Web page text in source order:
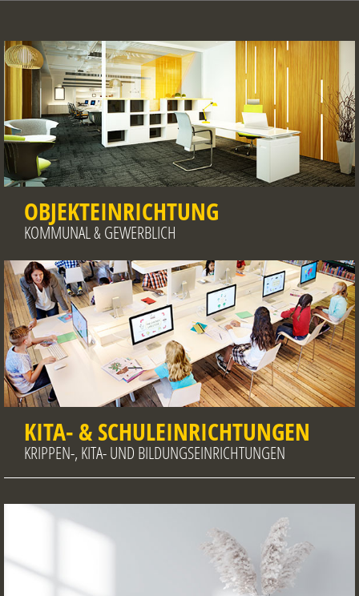
OBJEKTEINRICHTUNG
KOMMUNAL & GEWERBLICH
KITA- & SCHULEINRICHTUNGEN
KRIPPEN-, KITA- UND BILDUNGSEINRICHTUNGEN